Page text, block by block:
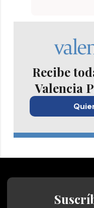
Recibe
Valencia